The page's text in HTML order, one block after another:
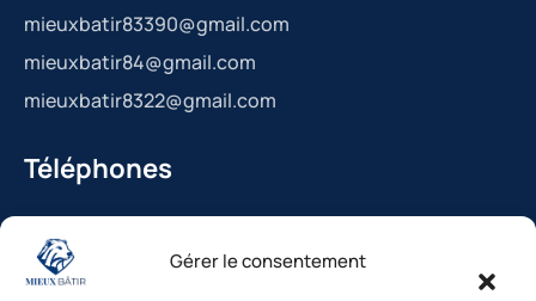
Gérer le consentement
mieuxbatir83390@gmail.com
mieuxbatir84@gmail.com
mieuxbatir8322@gmail.com
Téléphones
La Bédoule : 04.42.36.29.99
St-Cannat : 04.42.36.29.99